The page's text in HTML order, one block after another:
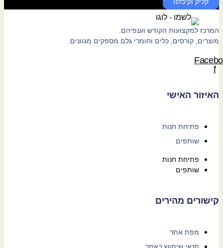
המרכז למקצועות הקודש וענפיהם.
מוצרים, קורסים, כלים וחומרי גלם מספקים מגוונים.
f
האיזור האישי
פתיחת חנות
שותפים
פתיחת חנות
שותפים
קישורים מהירים
מפת אתר